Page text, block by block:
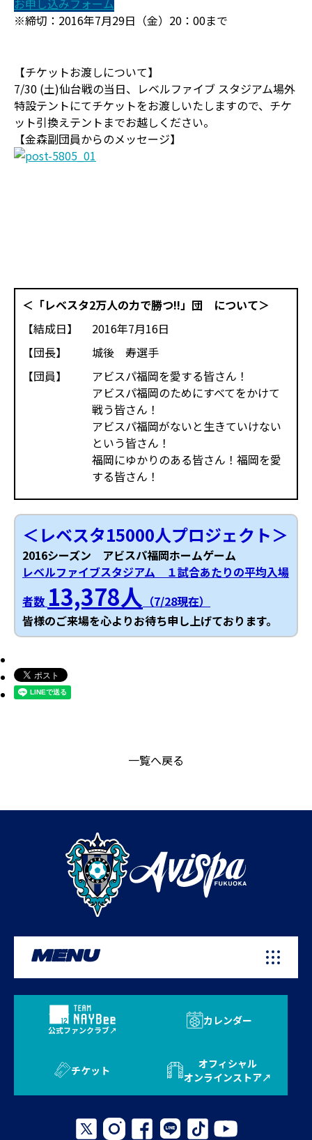
お申し込みフォーム
※締切：2016年7月29日（金）20：00まで
【チケットお渡しについて】
7/30 (土)仙台戦の当日、レベルファイブ スタジアム場外
特設テントにてチケットをお渡しいたしますので、チケ
ット引換えテントまでお越しください。
【金森副団員からのメッセージ】
＜「レベスタ2万人の力で勝つ!!」団 について＞
【結成日】
2016年7月16日
【団長】
城後 寿選手
【団員】
アビスパ福岡を愛する皆さん！
アビスパ福岡のためにすべてをかけて
戦う皆さん！
アビスパ福岡がないと生きていけない
という皆さん！
福岡にゆかりのある皆さん！福岡を愛
する皆さん！
＜レベスタ15000人プロジェクト＞
2016シーズン アビスパ福岡ホームゲーム
レベルファイブスタジアム １試合あたりの平均入場
者数 13,378人 （7/28現在）
皆様のご来場を心よりお待ち申し上げております。
一覧へ戻る
MENU
公式ファンクラブ
カレンダー
チケット
オフィシャル
オンラインストア